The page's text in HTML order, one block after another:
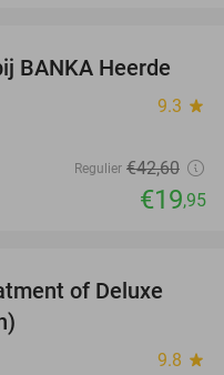
53%
BANKA Heerde
9.3 star
Regulier €42,60
€19,95
47%
of Deluxe
9.8 star